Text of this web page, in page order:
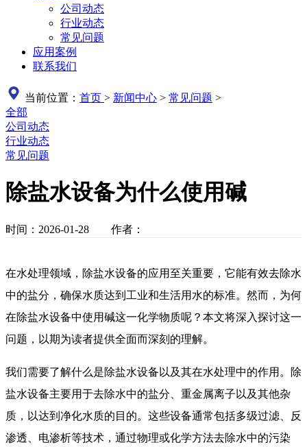
公司动态
行业动态
常见问题
应用案例
联系我们
当前位置： 首页 > 新闻中心 > 常见问题 >
全部
公司动态
行业动态
常见问题
除盐水设备为什么使用碱
时间：2026-01-28 作者：
在水处理领域，除盐水设备的应用至关重要，它能有效去除水
中的盐分，确保水质达到工业和生活用水的标准。然而，为何
在除盐水设备中使用碱这一化学物质呢？本文将深入探讨这一
问题，以期为读者提供全面而深刻的理解。
我们需要了解什么是除盐水设备以及其在水处理中的作用。除
盐水设备主要用于去除水中的盐分、重金属离子以及其他杂
质，以达到净化水质的目的。这些设备通常包括多级过滤、反
渗透、电渗析等技术，通过物理或化学方法去除水中的污染